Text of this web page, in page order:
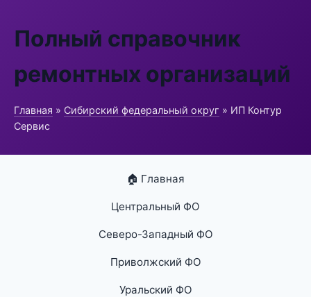
Полный справочник
ремонтных организаций
Главная » Сибирский федеральный округ » ИП Контур
Сервис
🏠 Главная
Центральный ФО
Северо-Западный ФО
Приволжский ФО
Уральский ФО